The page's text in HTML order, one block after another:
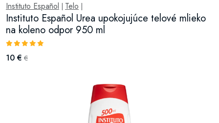
Instituto Español Telo
Instituto Español Urea upokojujúce telové mlieko
na koleno odpor 950 ml
10 € €